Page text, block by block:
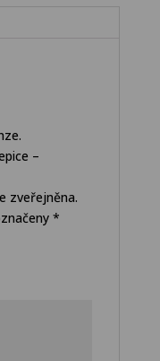
–
zveřejněna.
*